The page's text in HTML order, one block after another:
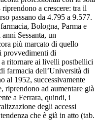
a crescere: tra il
passano da 4.795 a 9.577.
Bologna, Parma e
Sessanta, un
più marcato di quello
provvedimenti di
ritornare ai livelli postbellici
farmacia dell’Università di
al 1952, successivamente
riprendono ad aumentare già
a Ferrara, quindi, i
degli accessi
che è già in atto (tab.